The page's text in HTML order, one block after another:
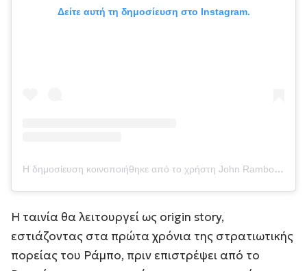
Δείτε αυτή τη δημοσίευση στο Instagram.
Η δημοσίευση κοινοποιήθηκε από το χρήστη John Rambo (@johnrambofilm)
Η ταινία θα λειτουργεί ως origin story,
εστιάζοντας στα πρώτα χρόνια της στρατιωτικής
πορείας του Ράμπο, πριν επιστρέψει από το